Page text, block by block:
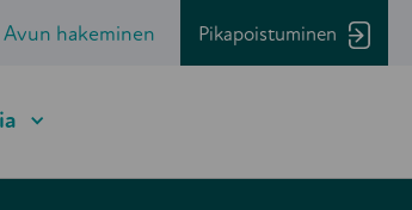
Avun hakeminen Pikapoistuminen